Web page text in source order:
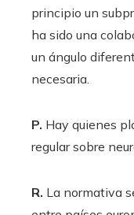
principio un
ha sido una
un ángulo
necesaria.
P. Hay quienes
regular sobre
R. La normativa